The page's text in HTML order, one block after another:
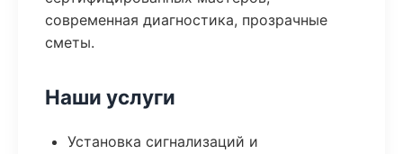
современная диагностика, прозрачные
сметы.
Наши услуги
Установка сигнализаций и